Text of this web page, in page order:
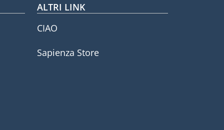
ALTRI LINK
CIAO
Sapienza Store